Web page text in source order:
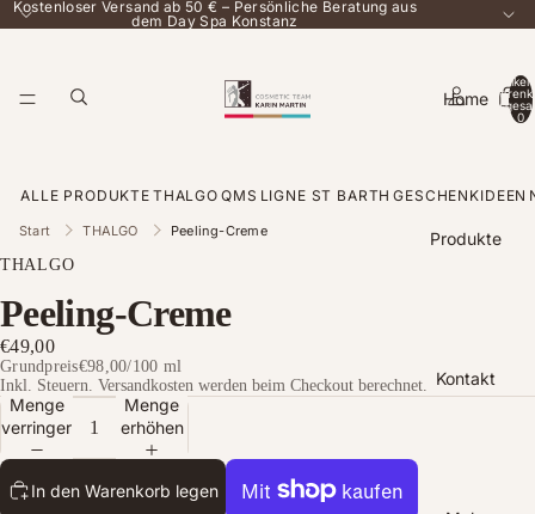
Kostenloser Versand ab 50 € – Persönliche Beratung aus
dem Day Spa Konstanz
Home
Produkte
Kontakt
Artikel
0
ALLE PRODUKTE THALGO QMS LIGNE ST BARTH GESCHENKIDEEN
Start THALGO Peeling-Creme
THALGO
Peeling-Creme
€49,00
Grundpreis€98,00/100 ml
Inkl. Steuern. Versandkosten werden beim Checkout berechnet.
Menge
verringern
Menge
erhöhen
In den Warenkorb legen